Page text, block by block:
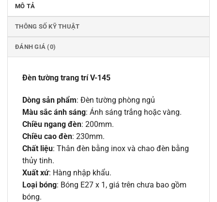
MÔ TẢ
THÔNG SỐ KỸ THUẬT
ĐÁNH GIÁ (0)
Đèn tường trang trí V-145
Dòng sản phẩm: Đèn tường phòng ngủ
Màu sắc ánh sáng: Ánh sáng trắng hoặc vàng.
Chiều ngang đèn: 200mm.
Chiều cao đèn: 230mm.
Chất liệu: Thân đèn bằng inox và chao đèn bằng
thủy tinh.
Xuất xứ: Hàng nhập khẩu.
Loại bóng: Bóng E27 x 1, giá trên chưa bao gồm
bóng.